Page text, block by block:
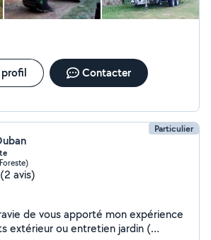
Contacter
Particulier
(2 avis)
extérieur ou entretien jardin (